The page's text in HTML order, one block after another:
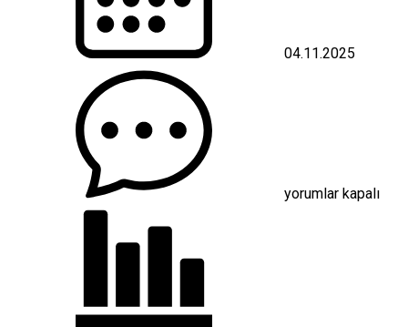
04.11.2025
yorumlar kapalı